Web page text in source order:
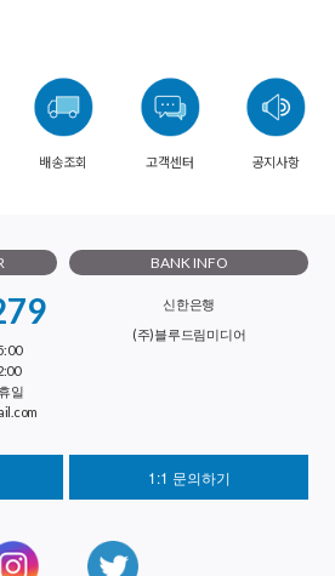
배송조회 고객센터 공지사항
일
BANK INFO
신한은행
(주)블루드림미디어
1:1 문의하기